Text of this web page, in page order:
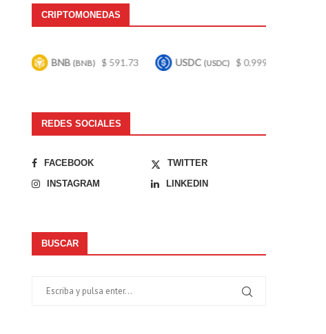
CRIPTOMONEDAS
$ 591.73 USDC(USDC) $ 0.999650 Bitcoin
REDES SOCIALES
FACEBOOK
TWITTER
INSTAGRAM
LINKEDIN
BUSCAR